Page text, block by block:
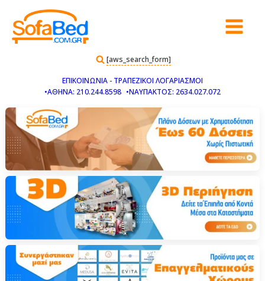
[aws_search_form]
ΕΠΙΚΟΙΝΩΝΙΑ - ΤΡΑΠΕΖΙΚΟΙ ΛΟΓΑΡΙΑΣΜΟΙ
•ΑΘΗΝΑ: 210.244.8598 •ΝΑΥΠΑΚΤΟΣ: 2634.027.072